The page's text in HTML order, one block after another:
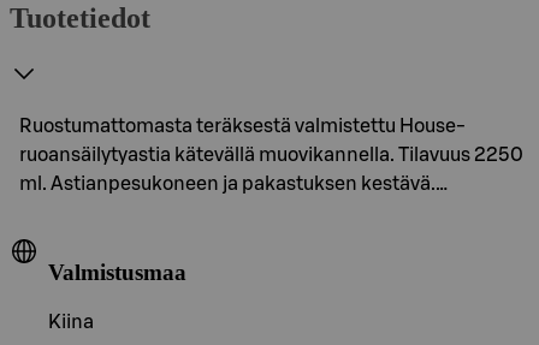
Tuotetiedot
Ruostumattomasta teräksestä valmistettu House-
ruoansäilytyastia kätevällä muovikannella. Tilavuus 2250
ml. Astianpesukoneen ja pakastuksen kestävä.…
Valmistusmaa
Kiina